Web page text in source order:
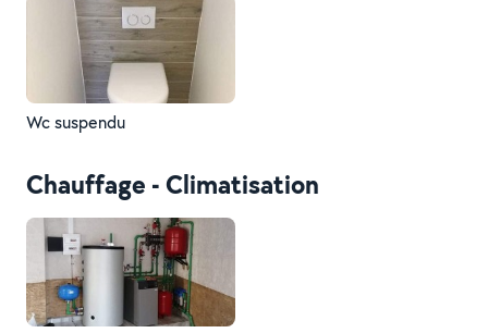
Wc suspendu
Chauffage - Climatisation